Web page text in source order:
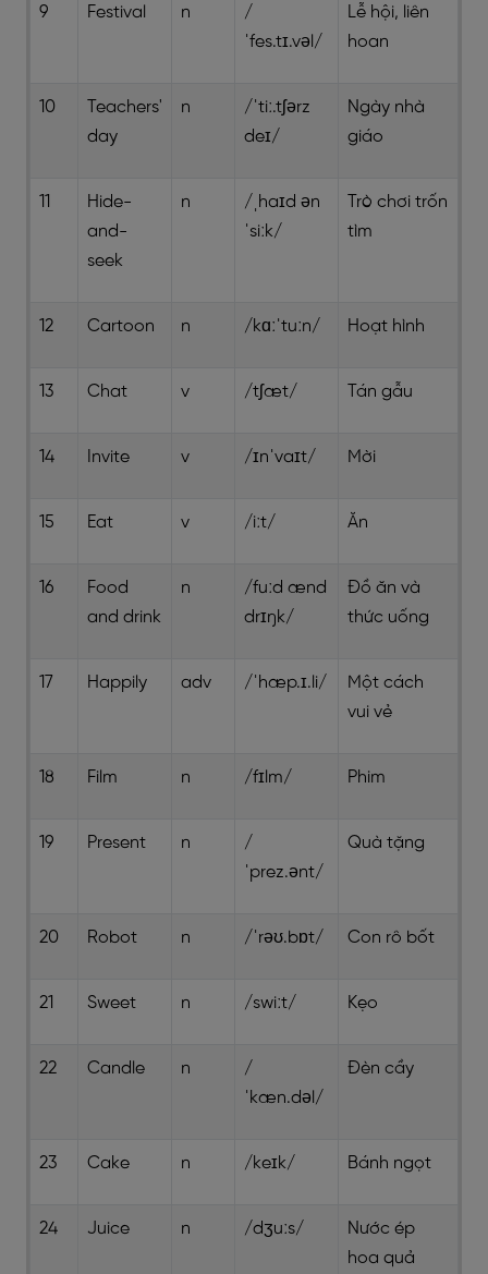
9 Festival n
/
ˈfes.tɪ.vəl/
Lễ hội, liên
hoan
10
Teachers'
day
n
/ˈtiː.tʃərz
deɪ/
Ngày nhà
giáo
11
Hide-
and-
seek
n
/ˌhaɪd ən
ˈsiːk/
Trò chơi trốn
tìm
12 Cartoon n /kɑːˈtuːn/ Hoạt hình
13 Chat v /tʃæt/ Tán gẫu
14 Invite v /ɪnˈvaɪt/ Mời
15 Eat v /iːt/ Ăn
16
Food
and drink
n
/fuːd ænd
drɪŋk/
Đồ ăn và
thức uống
17 Happily adv /ˈhæp.ɪ.li/
Một cách
vui vẻ
18 Film n /fɪlm/ Phim
19 Present n
/
ˈprez.ənt/
Quà tặng
20 Robot n /ˈrəʊ.bɒt/ Con rô bốt
21 Sweet n /swiːt/ Kẹo
22 Candle n
/
ˈkæn.dəl/
Đèn cầy
23 Cake n /keɪk/ Bánh ngọt
24 Juice n /dʒuːs/
Nước ép
hoa quả